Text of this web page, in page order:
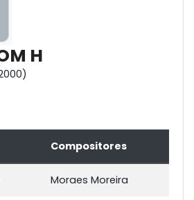
H
Compositores
Moraes Moreira